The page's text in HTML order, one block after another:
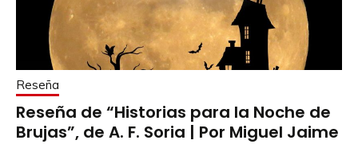
Reseña
Reseña de “Historias para la Noche de
Brujas”, de A. F. Soria | Por Miguel Jaime